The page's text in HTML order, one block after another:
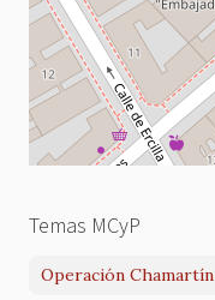
Temas MCyP
Operación